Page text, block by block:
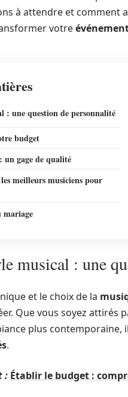
à attendre et comment
votre
: une question de personnalité
budget
un gage de qualité
meilleurs musiciens pour
mariage
musical : une
et le choix de la
Que vous soyez attirés
plus
.
: Établir le budget :